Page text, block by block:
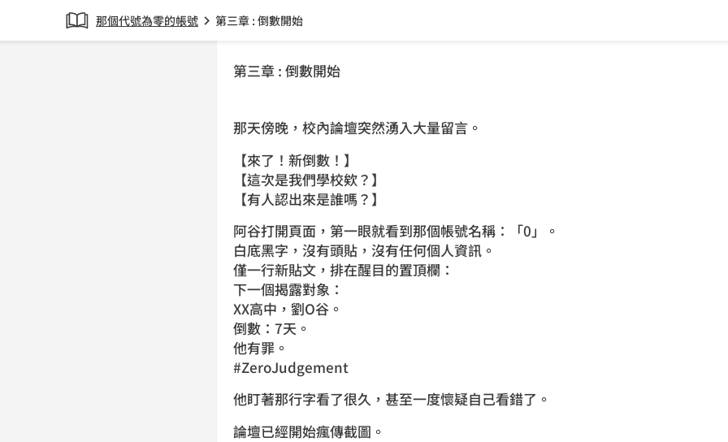
那個代號為零的帳號 chevron_right 第三章 : 倒數開始
第三章 : 倒數開始
那天傍晚，校內論壇突然湧入大量留言。
【來了！新倒數！】
【這次是我們學校欸？】
【有人認出來是誰嗎？】
阿谷打開頁面，第一眼就看到那個帳號名稱：「0」。
白底黑字，沒有頭貼，沒有任何個人資訊。
僅一行新貼文，排在醒目的置頂欄：
下一個揭露對象：
XX高中，劉O谷。
倒數：7天。
他有罪。
#ZeroJudgement
他盯著那行字看了很久，甚至一度懷疑自己看錯了。
論壇已經開始瘋傳截圖。